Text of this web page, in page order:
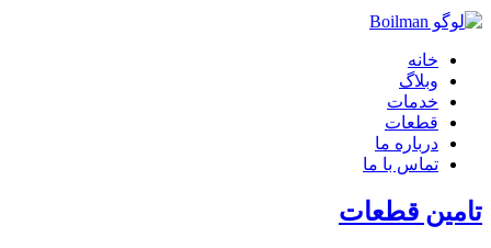
خانه
وبلاگ
خدمات
قطعات
درباره ما
تماس با ما
تامین قطعات